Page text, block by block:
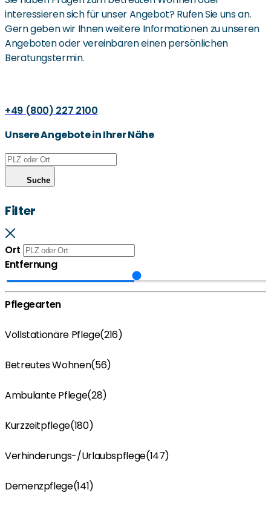
vereinbaren.
interessieren sich für unser Angebot? Rufen Sie uns an.
Gern geben wir Ihnen weitere Informationen zu unseren
Angeboten oder vereinbaren einen persönlichen
Beratungstermin.
+49 (800) 227 2100
Unsere Angebote in Ihrer Nähe
Suche
Filter
Ort
Entfernung
Pflegearten
Vollstationäre Pflege(216)
Betreutes Wohnen(56)
Ambulante Pflege(28)
Kurzzeitpflege(180)
Verhinderungs-/Urlaubspflege(147)
Demenzpflege(141)